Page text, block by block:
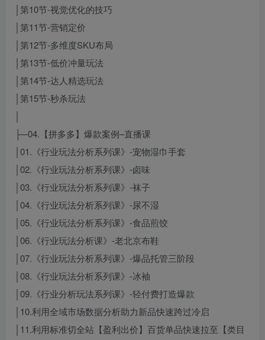
│第10节-视觉优化的技巧
│第11节-营销定价
│第12节-多维度SKU布局
│第13节-低价冲量玩法
│第14节-达人精选玩法
│第15节-秒杀玩法
├─04.【拼多多】爆款案例–直播课
│01.《行业玩法分析系列课》-宠物湿巾手套
│02.《行业玩法分析系列课》-卤味
│03.《行业玩法分析系列课》-袜子
│04.《行业玩法分析系列课》-尿不湿
│05.《行业玩法分析系列课》-食品煎饺
│06.《行业玩法分析课》-老北京布鞋
│07.《行业玩法分析系列课》-爆品托管三阶段
│08.《行业玩法分析系列课》-冰袖
│09.《行业分析玩法系列课》-轻付费打造爆款
│10.利用全域市场数据分析助力新品快速跨过冷启
│11.利用标准切全站【盈利出价】百货单品快速拉至【类目